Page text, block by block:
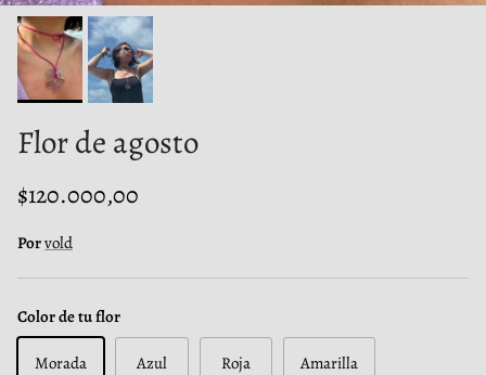
Flor de agosto
$120.000,00
Porvold
Color de tu flor
Morada Azul Roja Amarilla